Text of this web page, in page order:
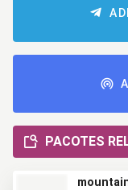
PACOTES